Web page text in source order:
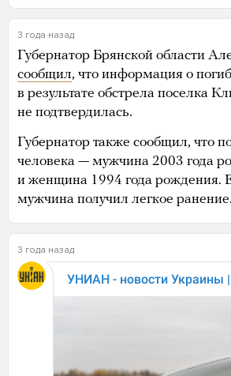
3 года назад
Губернатор Брянской области
сообщил, что информация о
в результате обстрела поселка
не подтвердилась.
Губернатор также сообщил, что
человека — мужчина 2003 года
и женщина 1994 года рождения.
мужчина получил легкое ранение.
3 года назад